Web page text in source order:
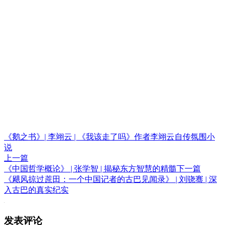
《鹅之书》| 李翊云 | 《我该走了吗》作者李翊云自传氛围小
说
上一篇
《中国哲学概论》 | 张学智 | 揭秘东方智慧的精髓下一篇
《飓风掠过蔗田：一个中国记者的古巴见闻录》 | 刘骁骞 | 深
入古巴的真实纪实
发表评论